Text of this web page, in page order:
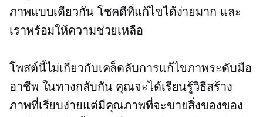
ภาพแบบเดียวกัน โชคดีที่แก้ไขได้ง่ายมาก และ
เราพร้อมให้ความช่วยเหลือ
โพสต์นี้ไม่เกี่ยวกับเคล็ดลับการแก้ไขภาพระดับมือ
อาชีพ ในทางกลับกัน คุณจะได้เรียนรู้วิธีสร้าง
ภาพที่เรียบง่ายแต่มีคุณภาพที่จะขายสิ่งของของ